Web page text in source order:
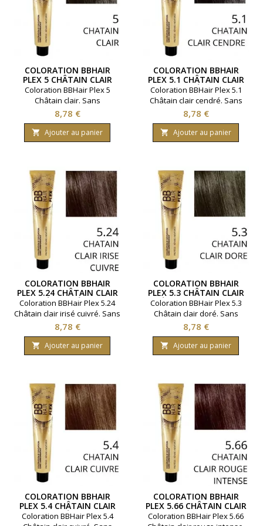
COLORATION BBHAIR
PLEX 5 CHÂTAIN CLAIR
SANS AMMONIAQUE
Coloration BBHair Plex 5
Châtain clair. Sans
ammoniaque. Couvre 100 %
des cheveux blancs pour un
résultat brillant et uniforme.
Renforcement de la fibre
d'effectuer jusqu'à 2
colorations ( en moyenne ).
Contenance 100 ml.
Prix
8,78 €
 Ajouter au panier
COLORATION BBHAIR
PLEX 5.1 CHÂTAIN CLAIR
CENDRÉ SANS
AMMONIAQUE
Coloration BBHair Plex 5.1
Châtain clair cendré. Sans
ammoniaque. Couvre 100 %
des cheveux blancs pour un
résultat brillant et uniforme.
Renforcement de la fibre
d'effectuer jusqu'à 2
colorations ( en moyenne ).
Contenance 100 ml.
Prix
8,78 €
 Ajouter au panier
COLORATION BBHAIR
PLEX 5.24 CHÂTAIN CLAIR
IRISÉ CUIVRÉ SANS
AMMONIAQUE
Coloration BBHair Plex 5.24
Châtain clair irisé cuivré. Sans
ammoniaque. Couvre 100 %
des cheveux blancs pour un
résultat brillant et uniforme.
Renforcement de la fibre
d'effectuer jusqu'à 2
colorations ( en moyenne ).
Contenance 100 ml.
Prix
8,78 €
 Ajouter au panier
COLORATION BBHAIR
PLEX 5.3 CHÂTAIN CLAIR
DORÉ SANS AMMONIAQUE
Coloration BBHair Plex 5.3
Châtain clair doré. Sans
ammoniaque. Couvre 100 %
des cheveux blancs pour un
résultat brillant et uniforme.
Renforcement de la fibre
d'effectuer jusqu'à 2
colorations ( en moyenne ).
Contenance 100 ml.
Prix
8,78 €
 Ajouter au panier
COLORATION BBHAIR
PLEX 5.4 CHÂTAIN CLAIR
CUIVRÉ SANS
Coloration BBHair Plex 5.4
COLORATION BBHAIR
PLEX 5.66 CHÂTAIN CLAIR
ROUGE INTENSE SANS
Coloration BBHair Plex 5.66